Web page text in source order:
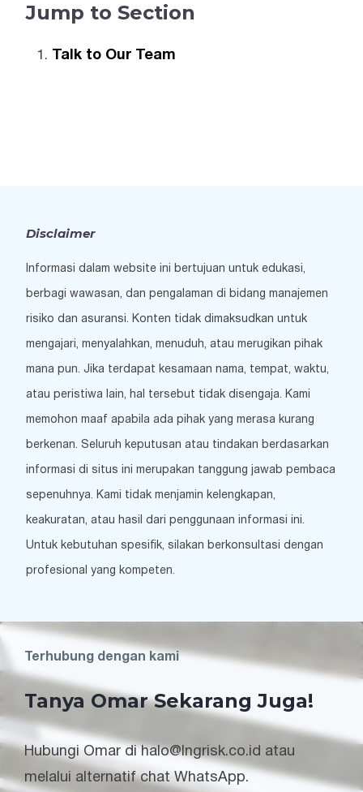
Jump to Section
Talk to Our Team
Disclaimer
Informasi dalam website ini bertujuan untuk edukasi,
berbagi wawasan, dan pengalaman di bidang manajemen
risiko dan asuransi. Konten tidak dimaksudkan untuk
mengajari, menyalahkan, menuduh, atau merugikan pihak
mana pun. Jika terdapat kesamaan nama, tempat, waktu,
atau peristiwa lain, hal tersebut tidak disengaja. Kami
memohon maaf apabila ada pihak yang merasa kurang
berkenan. Seluruh keputusan atau tindakan berdasarkan
informasi di situs ini merupakan tanggung jawab pembaca
sepenuhnya. Kami tidak menjamin kelengkapan,
keakuratan, atau hasil dari penggunaan informasi ini.
Untuk kebutuhan spesifik, silakan berkonsultasi dengan
profesional yang kompeten.
Terhubung dengan kami
Tanya Omar Sekarang Juga!
Hubungi Omar di halo@lngrisk.co.id atau
melalui alternatif chat WhatsApp.